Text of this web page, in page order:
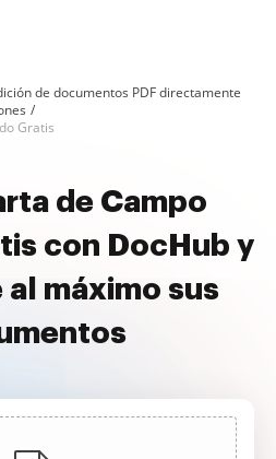
de documentos PDF directamente
Gratis
de Campo
con DocHub y
máximo sus